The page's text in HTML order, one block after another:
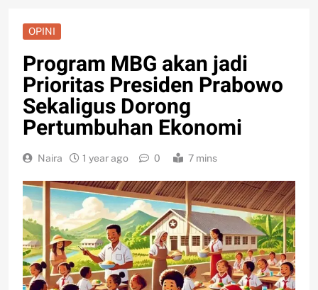
OPINI
Program MBG akan jadi
Prioritas Presiden Prabowo
Sekaligus Dorong
Pertumbuhan Ekonomi
Naira 1 year ago 0 7 mins